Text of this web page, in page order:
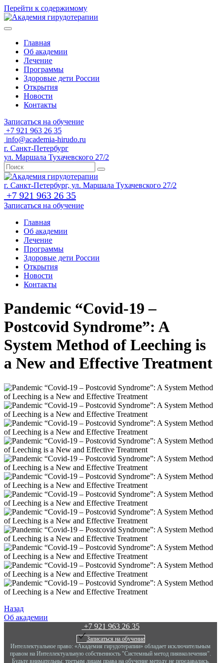
Перейти к содержимому
Главная
Об академии
Лечение
Программы
Здоровые дети России
Открытия
Новости
Контакты
Записаться на обучение
+7 921 963 26 35
info@academia-hirudo.ru
г. Санкт-Петербург
ул. Маршала Тухачевского 27/2
г. Санкт-Петербург, ул. Маршала Тухачевского 27/2
+7 921 963 26 35
Записаться на обучение
Главная
Об академии
Лечение
Программы
Здоровые дети России
Открытия
Новости
Контакты
Pandemic “Covid-19 –
Postcovid Syndrome”: A
System Method of Leeching is
a New and Effective Treatment
Назад
Об академии
+7 921 963 26 35
Записаться на обучение
Интеллектуальное право: «Академия гирудотерапии» обладает исключительным
правом на Интеллектуальную собственность "Системный метод пиявколечения".
Будьте внимательны: третьим лицам права на обучение методу не передавались.